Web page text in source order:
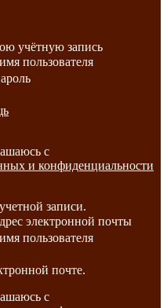
учётную запись
пользователя
с
и конфиденциальности
записи.
электронной почты
пользователя
почте.
с